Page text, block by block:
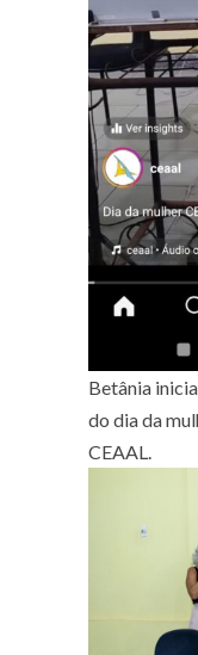
Betânia
do dia da
CEAAL.